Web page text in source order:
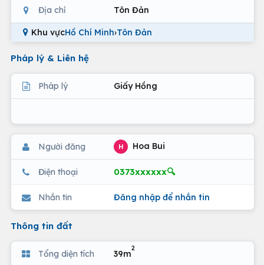
Địa chỉ Tôn Đản
Khu vựcHồ Chí Minh›Tôn Đản
Pháp lý & Liên hệ
Pháp lý Giấy Hồng
Người đăng H Hoa Bui
Điện thoại 0373xxxxxx🔍
Nhắn tin Đăng nhập để nhắn tin
Thông tin đất
Tổng diện tích 39m
2